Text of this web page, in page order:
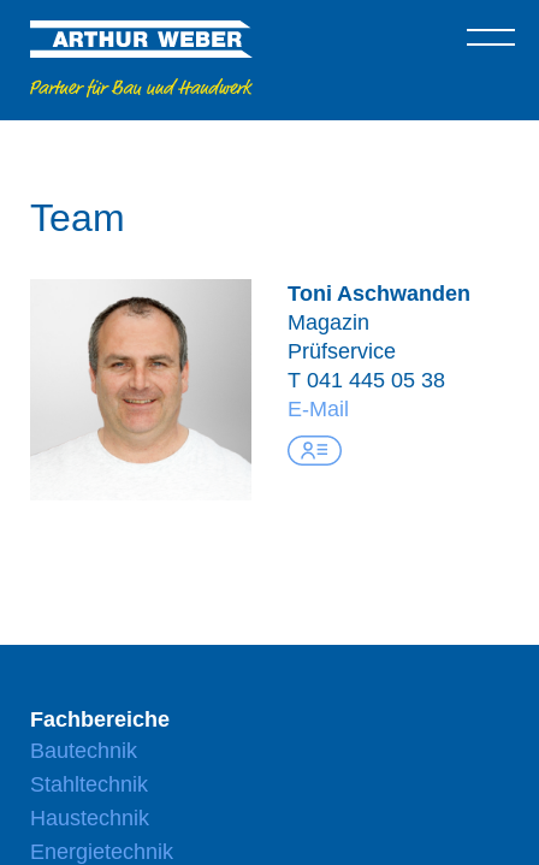
Team
Toni Aschwanden
Magazin
Prüfservice
T 041 445 05 38
E-Mail
Fachbereiche
Bautechnik
Stahltechnik
Haustechnik
Energietechnik